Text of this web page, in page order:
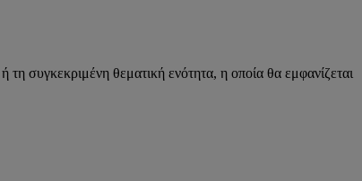
συγκεκριμένη θεματική ενότητα, η οποία θα εμφανίζεται